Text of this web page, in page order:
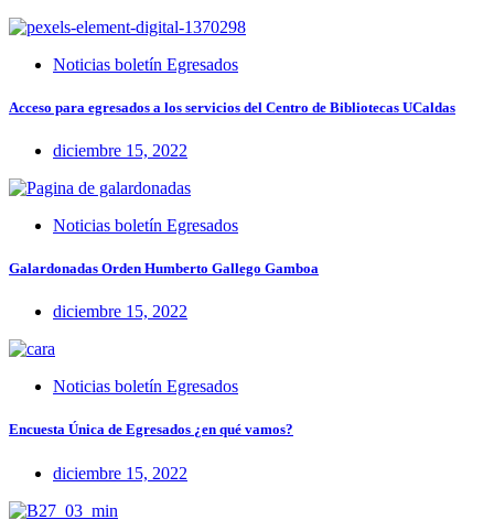
Noticias boletín Egresados
Acceso para egresados a los servicios del Centro de Bibliotecas UCaldas
diciembre 15, 2022
Noticias boletín Egresados
Galardonadas Orden Humberto Gallego Gamboa
diciembre 15, 2022
Noticias boletín Egresados
Encuesta Única de Egresados ¿en qué vamos?
diciembre 15, 2022